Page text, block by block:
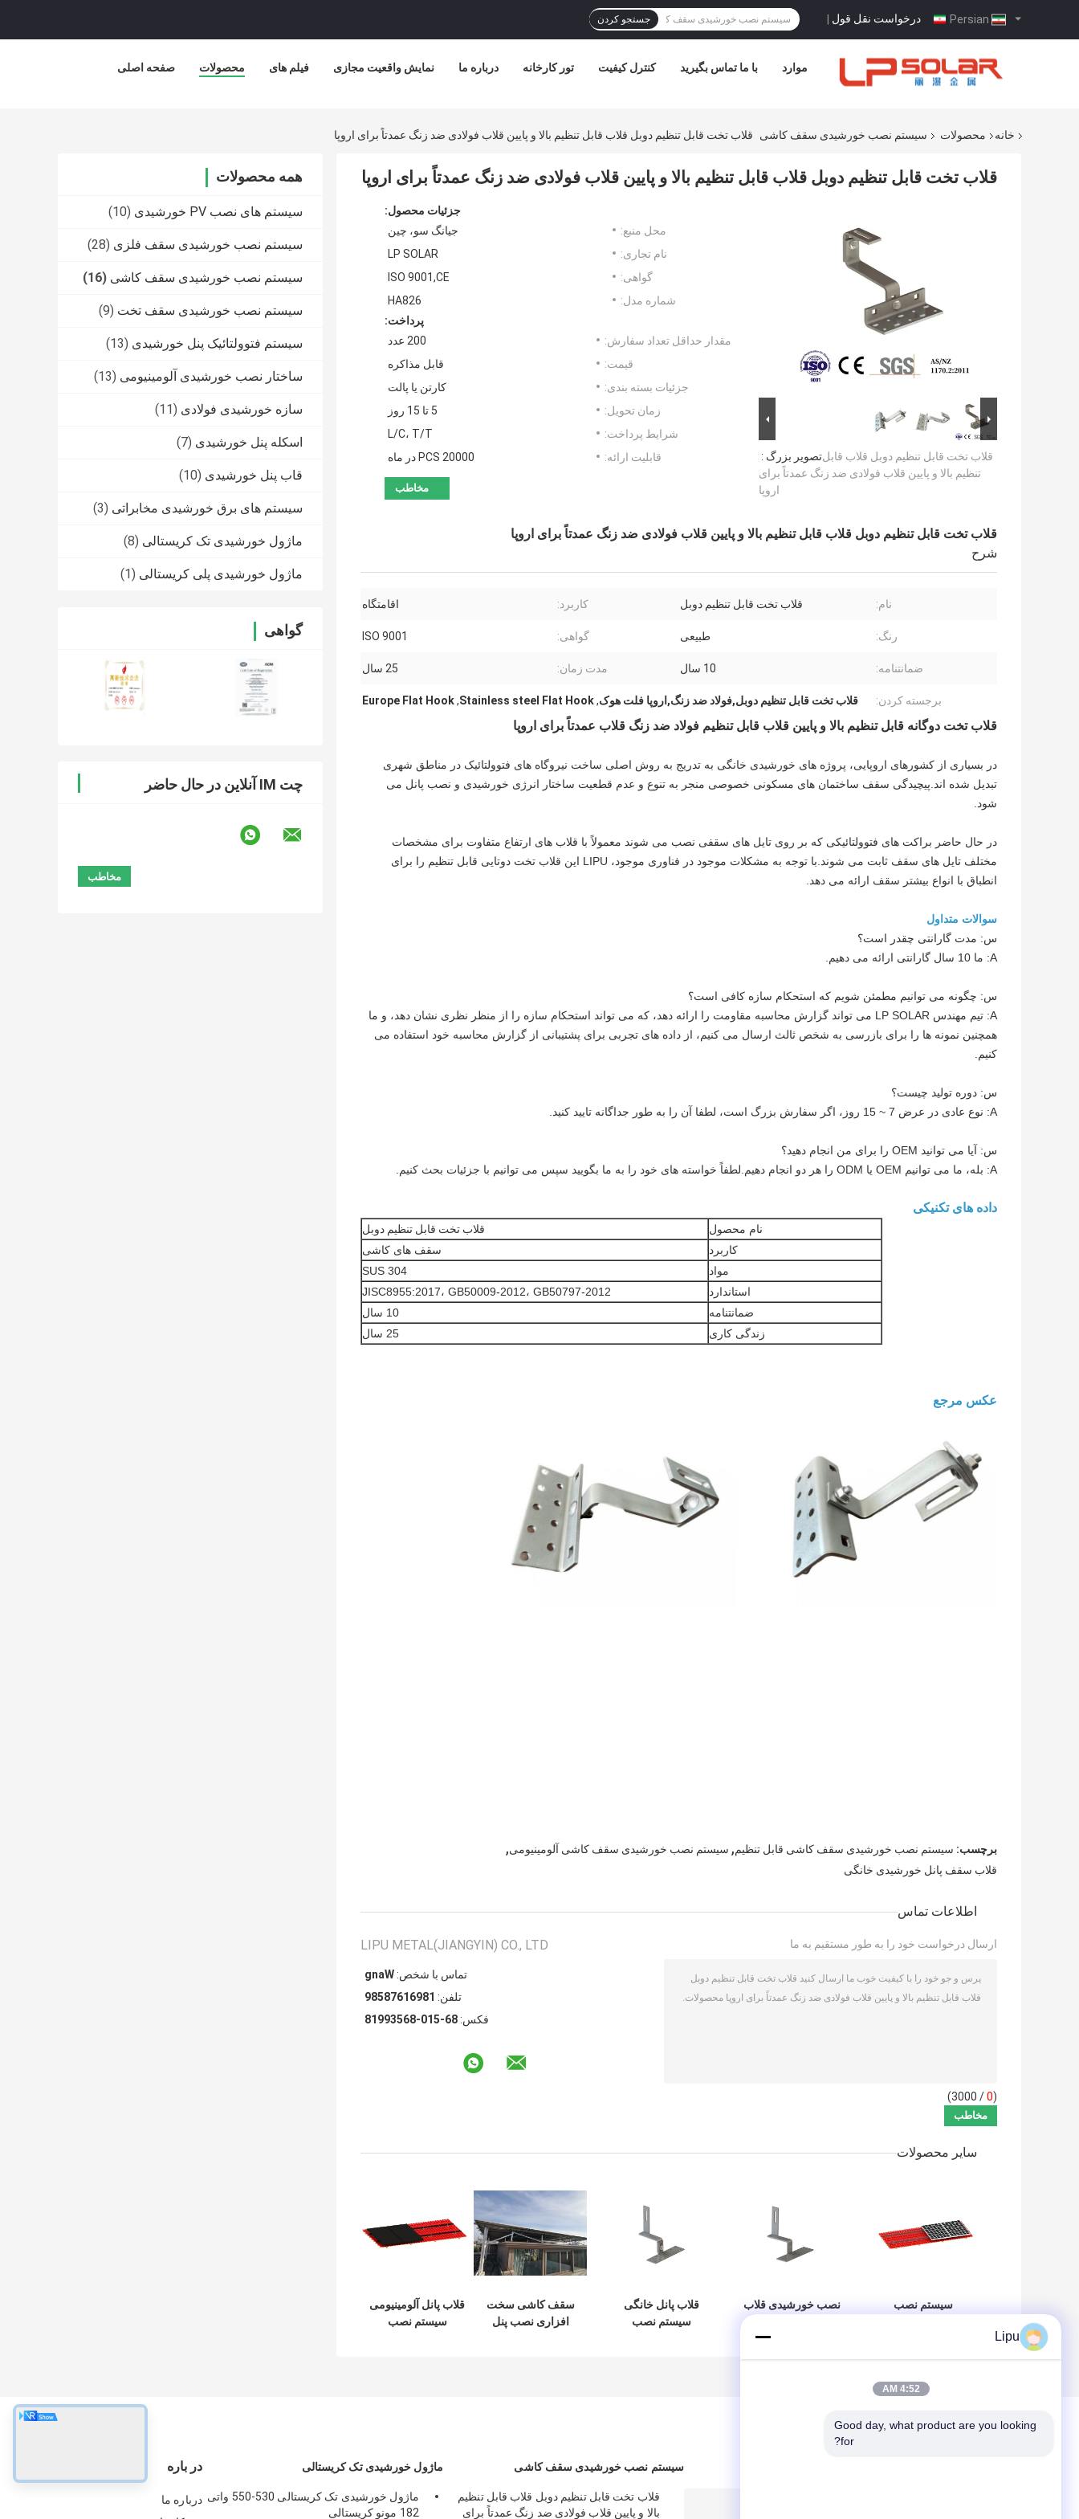
درخواست نقل قول | جستجو کردن
صفحه اصلی محصولات فیلم های نمایش واقعیت مجازی درباره ما تور کارخانه کنترل کیفیت با ما تماس بگیرید موارد
خانه محصولات سیستم نصب خورشیدی سقف کاشی قلاب تخت قابل تنظیم دوبل قلاب قابل تنظیم بالا و پایین قلاب فولادی ضد زنگ عمدتاً برای اروپا
همه محصولات
سیستم های نصب PV خورشیدی (10)
سیستم نصب خورشیدی سقف فلزی (28)
سیستم نصب خورشیدی سقف کاشی (16)
سیستم نصب خورشیدی سقف تخت (9)
سیستم فتوولتائیک پنل خورشیدی (13)
ساختار نصب خورشیدی آلومینیومی (13)
سازه خورشیدی فولادی (11)
اسکله پنل خورشیدی (7)
قاب پنل خورشیدی (10)
سیستم های برق خورشیدی مخابراتی (3)
ماژول خورشیدی تک کریستالی (8)
ماژول خورشیدی پلی کریستالی (1)
گواهی
چت IM آنلاین در حال حاضر
قلاب تخت قابل تنظیم دوبل قلاب قابل تنظیم بالا و پایین قلاب فولادی ضد زنگ عمدتاً برای اروپا
تصویر بزرگ :قلاب تخت قابل تنظیم دوبل قلاب قابل
تنظیم بالا و پایین قلاب فولادی ضد زنگ عمدتاً برای
اروپا
جزئیات محصول:
محل منبع:
جیانگ سو، چین
نام تجاری:
LP SOLAR
گواهی:
ISO 9001,CE
شماره مدل:
HA826
پرداخت:
مقدار حداقل تعداد سفارش:
200 عدد
قیمت:
قابل مذاکره
جزئیات بسته بندی:
کارتن یا پالت
زمان تحویل:
5 تا 15 روز
شرایط پرداخت:
L/C، T/T
قابلیت ارائه:
20000 PCS در ماه
مخاطب
قلاب تخت قابل تنظیم دوبل قلاب قابل تنظیم بالا و پایین قلاب فولادی ضد زنگ عمدتاً برای اروپا
شرح
نام: قلاب تخت قابل تنظیم دوبل کاربرد: اقامتگاه
رنگ: طبیعی گواهی: ISO 9001
ضمانتنامه: 10 سال مدت زمان: 25 سال
برجسته کردن: قلاب تخت قابل تنظیم دوبل,فولاد ضد زنگ,اروپا فلت هوک,
Stainless steel Flat Hook
,
Europe Flat Hook
قلاب تخت دوگانه قابل تنظیم بالا و پایین قلاب قابل تنظیم فولاد ضد زنگ قلاب عمدتاً برای اروپا
در بسیاری از کشورهای اروپایی، پروژه های خورشیدی خانگی به تدریج به روش اصلی ساخت نیروگاه های فتوولتائیک در مناطق شهری
تبدیل شده اند.پیچیدگی سقف ساختمان های مسکونی خصوصی منجر به تنوع و عدم قطعیت ساختار انرژی خورشیدی و نصب پانل می
شود.
در حال حاضر براکت های فتوولتائیکی که بر روی تایل های سقفی نصب می شوند معمولاً با قلاب های ارتفاع متفاوت برای مشخصات
مختلف تایل های سقف ثابت می شوند.با توجه به مشکلات موجود در فناوری موجود، LIPU این قلاب تخت دوتایی قابل تنظیم را برای
انطباق با انواع بیشتر سقف ارائه می دهد.
سوالات متداول
س: مدت گارانتی چقدر است؟
A: ما 10 سال گارانتی ارائه می دهیم.
س: چگونه می توانیم مطمئن شویم که استحکام سازه کافی است؟
A: تیم مهندس LP SOLAR می تواند گزارش محاسبه مقاومت را ارائه دهد، که می تواند استحکام سازه را از منظر نظری نشان دهد، و ما
همچنین نمونه ها را برای بازرسی به شخص ثالث ارسال می کنیم، از داده های تجربی برای پشتیبانی از گزارش محاسبه خود استفاده می
کنیم.
س: دوره تولید چیست؟
A: نوع عادی در عرض 7 ~ 15 روز، اگر سفارش بزرگ است، لطفا آن را به طور جداگانه تایید کنید.
س: آیا می توانید OEM را برای من انجام دهید؟
A: بله، ما می توانیم OEM یا ODM را هر دو انجام دهیم.لطفاً خواسته های خود را به ما بگویید سپس می توانیم با جزئیات بحث کنیم.
داده های تکنیکی
نام محصول
قلاب تخت قابل تنظیم دوبل
کاربرد
سقف های کاشی
مواد
SUS 304
استاندارد
JISC8955:2017، GB50009-2012، GB50797-2012
ضمانتنامه
10 سال
زندگی کاری
25 سال
عکس مرجع
برچسب: سیستم نصب خورشیدی سقف کاشی قابل تنظیم, سیستم نصب خورشیدی سقف کاشی آلومینیومی,
قلاب سقف پانل خورشیدی خانگی
اطلاعات تماس
LIPU METAL(JIANGYIN) CO., LTD
تماس با شخص: Wang
تلفن: 18961678589
فکس: 86-510-86539918
ارسال درخواست خود را به طور مستقیم به ما
(
0
/ 3000)
سایر محصولات
سیستم نصب
نصب خورشیدی قلاب
جانبی , پایه کاشی
قلاب پانل خانگی
سیستم نصب
سقف کاشی سخت
افزاری نصب پنل
قلاب پانل آلومینیومی
سیستم نصب
در باره
درباره ما
ماژول خورشیدی تک کریستالی
ماژول خورشیدی تک کریستالی 530-550 واتی
182 مونو کریستالی
سیستم نصب خورشیدی سقف کاشی
قلاب تخت قابل تنظیم دوبل قلاب قابل تنظیم
بالا و پایین قلاب فولادی ضد زنگ عمدتاً برای
Lipu
4:52 AM
Good day, what product are you looking
for?